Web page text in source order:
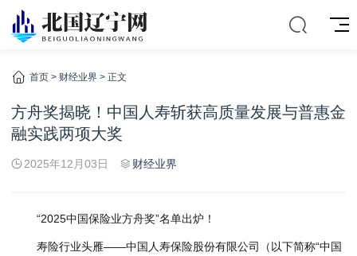
首页 > 财经业界 > 正文
方舟奖揭晓！中国人寿斩获高质量发展与普惠金
融实践两项大奖
2025年12月03日 财经业界
“2025中国保险业方舟奖”名单出炉！
寿险行业头雁——中国人寿保险股份有限公司（以下简称“中国